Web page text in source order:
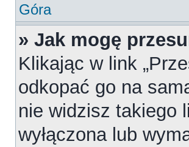
Góra
» Jak mogę
Klikając w link
odkopać go na
nie widzisz takiego
wyłączona lub